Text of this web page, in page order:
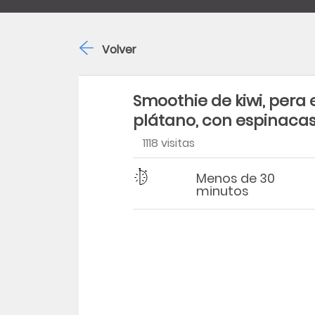
Smoothie de kiwi, pera
plátano, con
1118 visitas
Dificultad
Tiempo Menos de 30
minutos
Volver